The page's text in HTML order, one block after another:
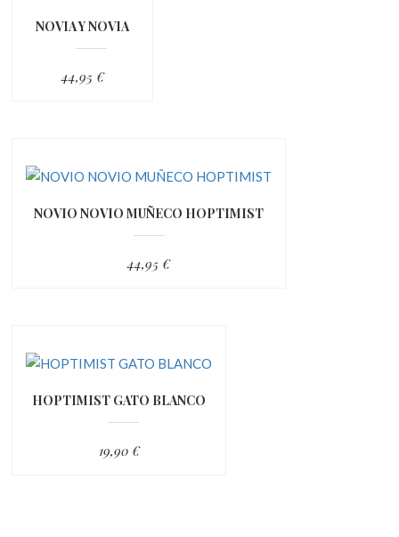
NOVIA Y NOVIA
44,95 €
NOVIO NOVIO MUÑECO HOPTIMIST
44,95 €
HOPTIMIST GATO BLANCO
19,90 €